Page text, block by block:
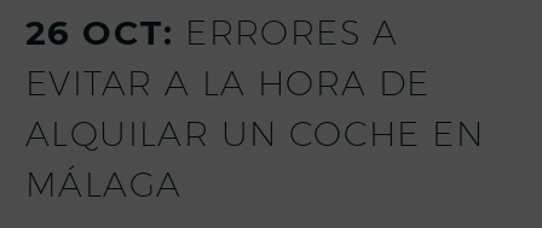
26 OCT: ERRORES A
EVITAR A LA HORA DE
ALQUILAR UN COCHE EN
MÁLAGA